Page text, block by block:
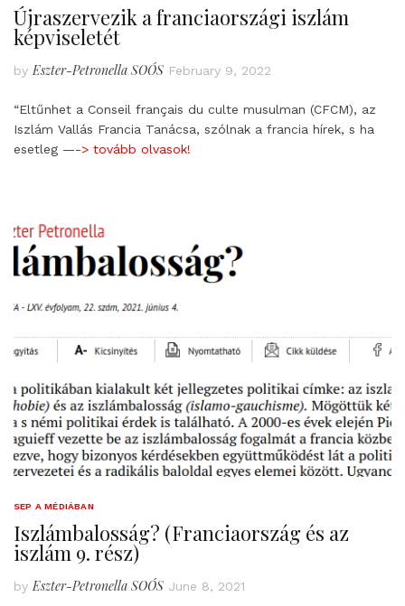
Újraszervezik a franciaországi iszlám
képviseletét
by Eszter-Petronella SOÓS February 9, 2022
“Eltűnhet a Conseil français du culte musulman (CFCM), az
Iszlám Vallás Francia Tanácsa, szólnak a francia hírek, s ha
esetleg —-> tovább olvasok!
SEP A MÉDIÁBAN
Iszlámbalosság? (Franciaország és az
iszlám 9. rész)
byEszter-Petronella SOÓS June 8, 2021